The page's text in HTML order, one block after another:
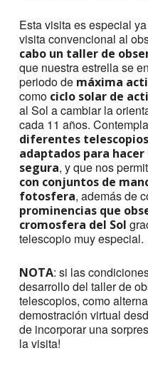
Esta visita es especial
visita convencional al
cabo un taller de
que nuestra estrella se
periodo de máxima
como ciclo solar de
al Sol a cambiar la
cada 11 años.
diferentes
adaptados para
segura, y que nos
con conjuntos de
fotosfera, además de
prominencias que
cromosfera del Sol
telescopio muy especial.
NOTA: si las
desarrollo del taller de
telescopios, como
demostración virtual
de incorporar una
la visita!